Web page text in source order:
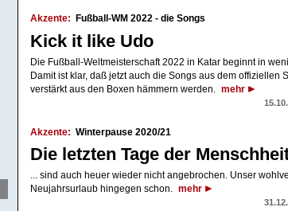
Akzente: Fußball-WM 2022 - die Songs
Kick it like Udo
Die Fußball-Weltmeisterschaft 2022 in Katar beginnt in
Damit ist klar, daß jetzt auch die Songs aus dem offiziellen
verstärkt aus den Boxen hämmern werden.
mehr
Akzente: Winterpause 2020/21
Die letzten Tage der
... sind auch heuer wieder nicht angebrochen. Unser
Neujahrsurlaub hingegen schon. mehr